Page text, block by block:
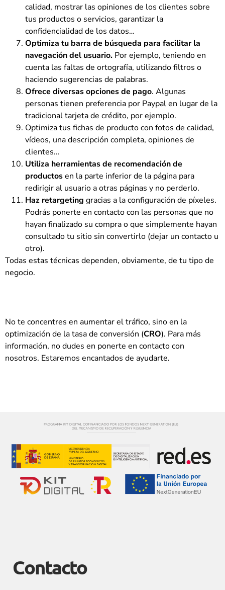
calidad, mostrar las opiniones de los clientes sobre
tus productos o servicios, garantizar la
confidencialidad de los datos…
Optimiza tu barra de búsqueda para facilitar la
navegación del usuario. Por ejemplo, teniendo en
cuenta las faltas de ortografía, utilizando filtros o
haciendo sugerencias de palabras.
Ofrece diversas opciones de pago. Algunas
personas tienen preferencia por Paypal en lugar de la
tradicional tarjeta de crédito, por ejemplo.
Optimiza tus fichas de producto con fotos de calidad,
vídeos, una descripción completa, opiniones de
clientes…
Utiliza herramientas de recomendación de
productosen la parte inferior de la página para
redirigir al usuario a otras páginas y no perderlo.
Haz retargeting gracias a la configuración de píxeles.
Podrás ponerte en contacto con las personas que no
hayan finalizado su compra o que simplemente hayan
consultado tu sitio sin convertirlo (dejar un contacto u
otro).
Todas estas técnicas dependen, obviamente, de tu tipo de
negocio.
No te concentres en aumentar el tráfico, sino en la
optimización de la tasa de conversión (CRO). Para más
información, no dudes en ponerte en contacto con
nosotros. Estaremos encantados de ayudarte.
Contacto